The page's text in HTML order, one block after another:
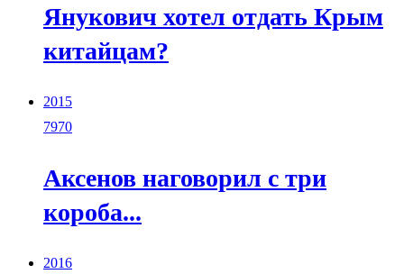
Янукович хотел отдать Крым
китайцам?
2015
7970
Аксенов наговорил с три
короба...
2016